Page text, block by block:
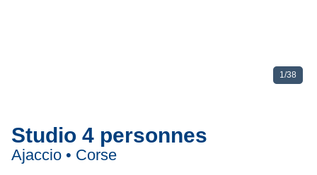
1/38
Studio 4 personnes
Ajaccio • Corse